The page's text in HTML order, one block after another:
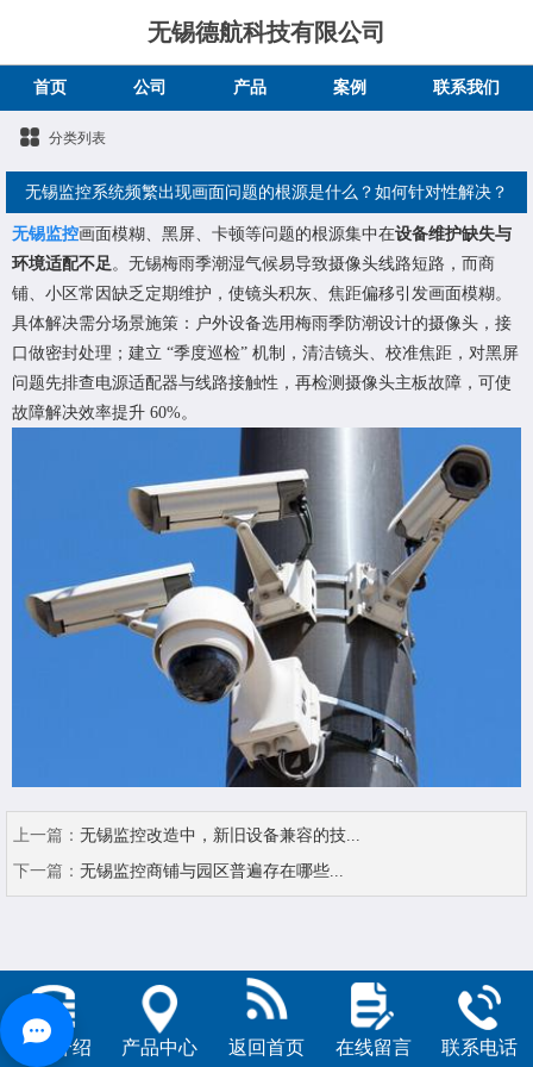
无锡德航科技有限公司
首页 公司 产品 案例 联系我们
分类列表
无锡监控系统频繁出现画面问题的根源是什么？如何针对性解决？
无锡监控画面模糊、黑屏、卡顿等问题的根源集中在设备维护缺失与
环境适配不足。无锡梅雨季潮湿气候易导致摄像头线路短路，而商
铺、小区常因缺乏定期维护，使镜头积灰、焦距偏移引发画面模糊。
具体解决需分场景施策：户外设备选用梅雨季防潮设计的摄像头，接
口做密封处理；建立 “季度巡检” 机制，清洁镜头、校准焦距，对黑屏
问题先排查电源适配器与线路接触性，再检测摄像头主板故障，可使
故障解决效率提升 60%。
上一篇： 无锡监控改造中，新旧设备兼容的技...
下一篇： 无锡监控商铺与园区普遍存在哪些...
公司介绍 产品中心 返回首页 在线留言 联系电话